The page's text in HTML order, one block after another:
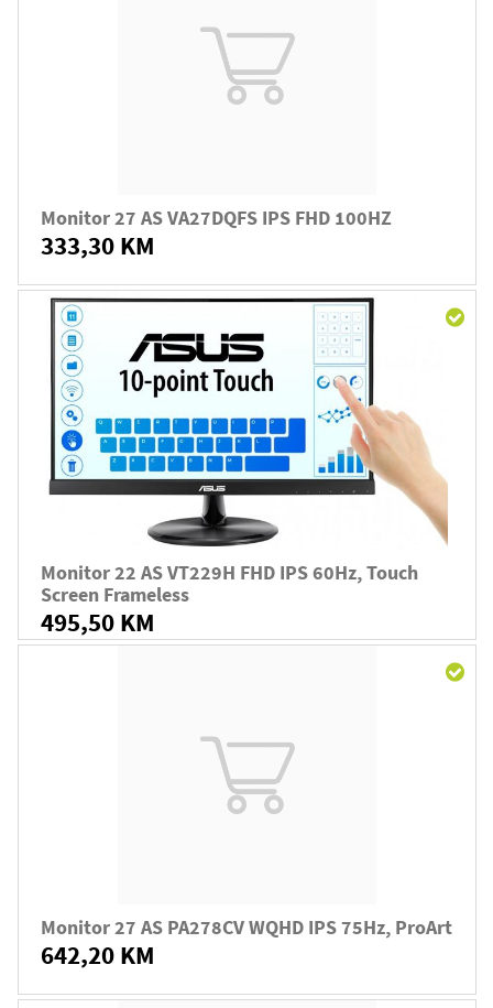
Monitor 27 AS VA27DQFS IPS FHD 100HZ
333,30 KM
Monitor 22 AS VT229H FHD IPS 60Hz, Touch
Screen Frameless
495,50 KM
Monitor 27 AS PA278CV WQHD IPS 75Hz, ProArt
642,20 KM